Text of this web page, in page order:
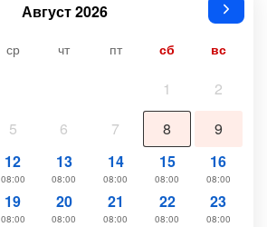
Август 2026
ср чт пт сб вс
1
2
5 6 7 8
9
12
08:00
13
08:00
14
08:00
15
08:00
16
08:00
19
08:00
20
08:00
21
08:00
22
08:00
23
08:00